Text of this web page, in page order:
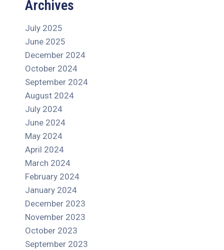
Archives
July 2025
June 2025
December 2024
October 2024
September 2024
August 2024
July 2024
June 2024
May 2024
April 2024
March 2024
February 2024
January 2024
December 2023
November 2023
October 2023
September 2023